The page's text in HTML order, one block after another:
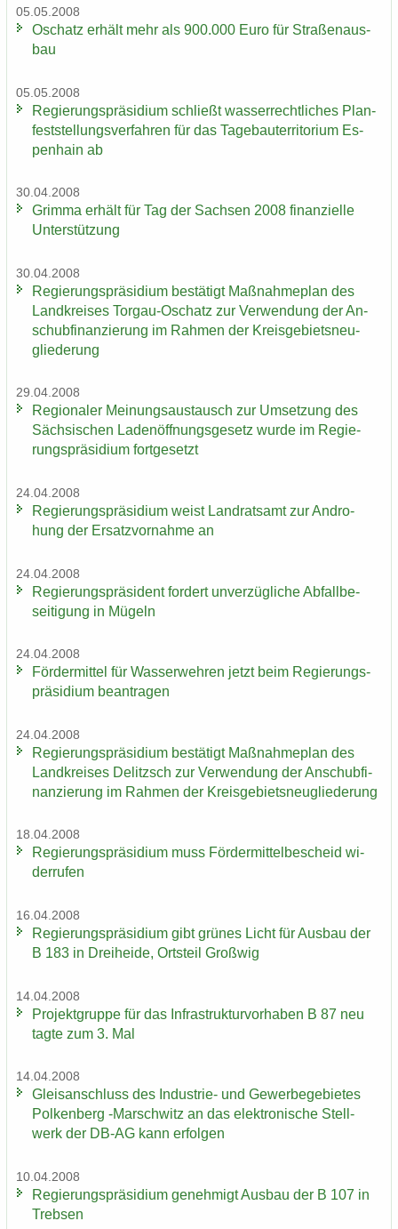
05.05.2008
Oschatz er­hält mehr als 900.000 Euro für Stra­ßen­aus­
bau
05.05.2008
Re­gie­rungs­prä­si­di­um schließt was­ser­recht­li­ches Plan­
fest­stel­lungs­ver­fah­ren für das Ta­ge­bau­ter­ri­to­ri­um Es­
pen­hain ab
30.04.2008
Grim­ma er­hält für Tag der Sach­sen 2008 fi­nan­zi­el­le
Un­ter­stüt­zung
30.04.2008
Re­gie­rungs­prä­si­di­um be­stä­tigt Maß­nah­me­plan des
Land­krei­ses Torgau-​Oschatz zur Ver­wen­dung der An­
schub­fi­nan­zie­rung im Rah­men der Kreis­ge­biets­neu­
glie­de­rung
29.04.2008
Re­gio­na­ler Mei­nungs­aus­tausch zur Um­set­zung des
Säch­si­schen La­den­öff­nungs­ge­setz wurde im Re­gie­
rungs­prä­si­di­um fort­ge­setzt
24.04.2008
Re­gie­rungs­prä­si­di­um weist Land­rats­amt zur An­dro­
hung der Er­satz­vor­nah­me an
24.04.2008
Re­gie­rungs­prä­si­dent for­dert un­ver­züg­li­che Ab­fall­be­
sei­ti­gung in Mü­geln
24.04.2008
För­der­mit­tel für Was­ser­weh­ren jetzt beim Re­gie­rungs­
prä­si­di­um be­an­tra­gen
24.04.2008
Re­gie­rungs­prä­si­di­um be­stä­tigt Maß­nah­me­plan des
Land­krei­ses De­litzsch zur Ver­wen­dung der An­schub­fi­
nan­zie­rung im Rah­men der Kreis­ge­biets­neu­glie­de­rung
18.04.2008
Re­gie­rungs­prä­si­di­um muss För­der­mit­tel­be­scheid wi­
der­ru­fen
16.04.2008
Re­gie­rungs­prä­si­di­um gibt grü­nes Licht für Aus­bau der
B 183 in Drei­hei­de, Orts­teil Groß­wig
14.04.2008
Pro­jekt­grup­pe für das In­fra­struk­tur­vor­ha­ben B 87 neu
tagte zum 3. Mal
14.04.2008
Gleis­an­schluss des Industrie-​ und Ge­wer­be­ge­bie­tes
Pol­ken­berg -​Marschwitz an das elek­tro­ni­sche Stell­
werk der DB-AG kann er­fol­gen
10.04.2008
Re­gie­rungs­prä­si­di­um ge­neh­migt Aus­bau der B 107 in
Treb­sen